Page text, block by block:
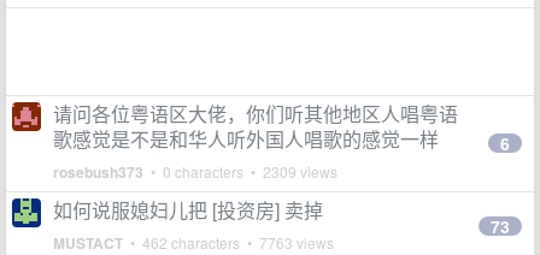
请问各位粤语区大佬，你们听其他地区人唱粤语
歌感觉是不是和华人听外国人唱歌的感觉一样
rosebush373 • 0 characters • 2309 views
6
如何说服媳妇儿把 [投资房] 卖掉
MUSTACT • 462 characters • 7763 views
73